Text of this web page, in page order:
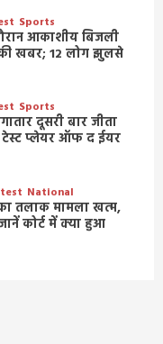
Sports
आकाशीय बिजली
खबर; 12 लोग झुलसे
Sports
दूसरी बार जीता
टेस्ट प्लेयर ऑफ द ईयर
National
तलाक मामला खत्म,
कोर्ट में क्या हुआ